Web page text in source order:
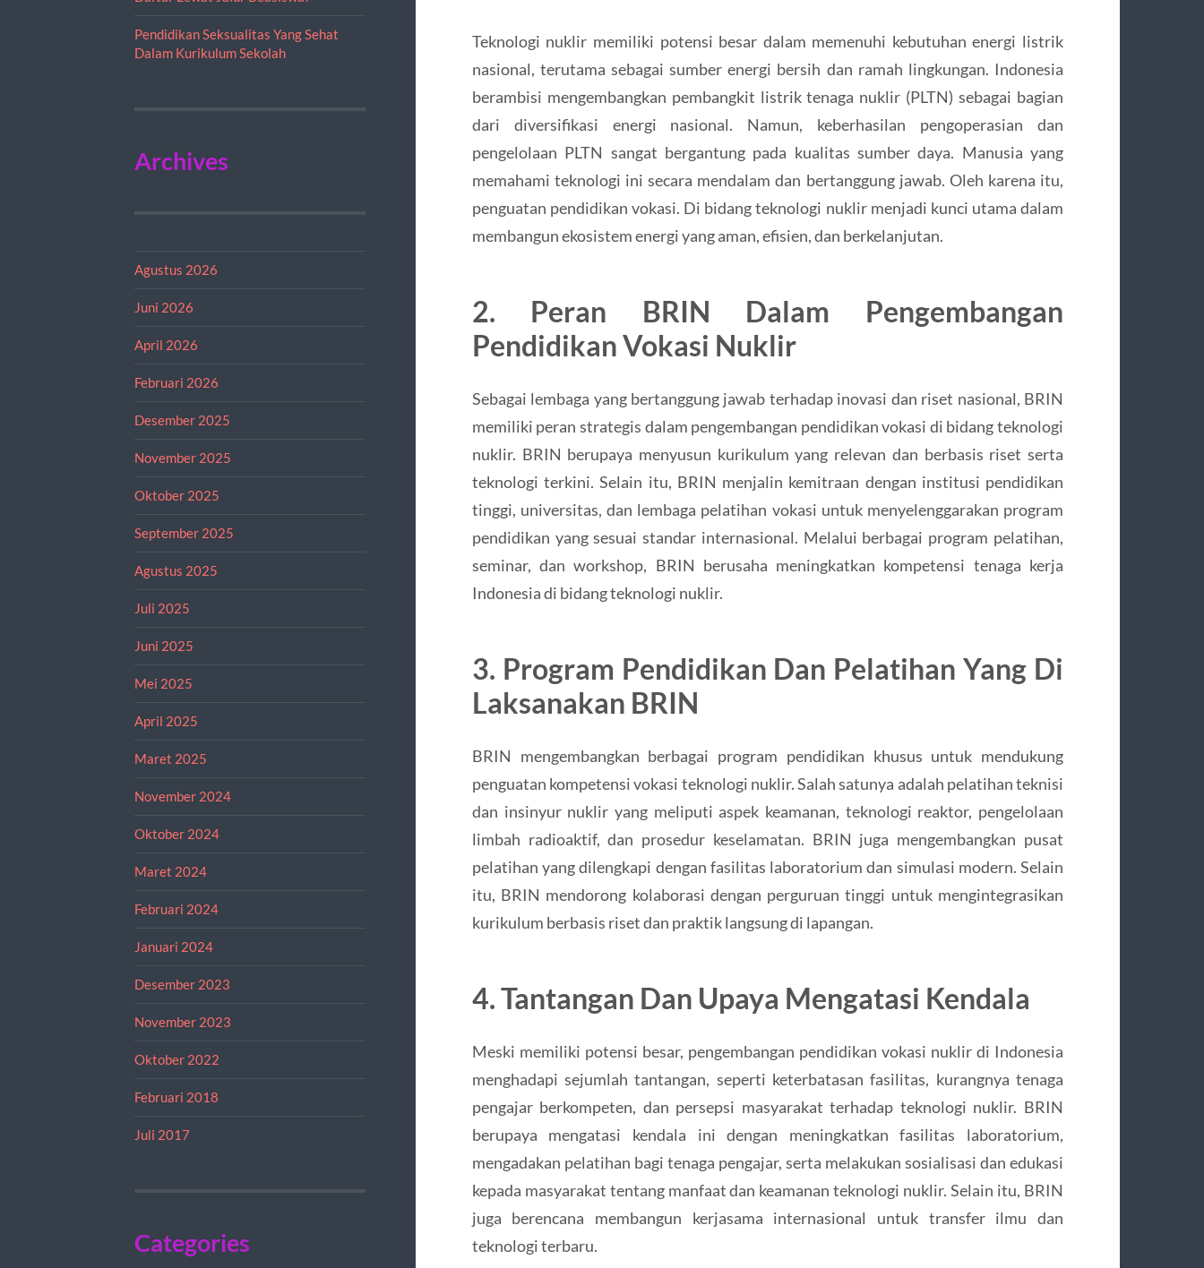
Pendidikan Seksualitas Yang Sehat
Dalam Kurikulum Sekolah
Archives
Agustus 2026
Juni 2026
April 2026
Februari 2026
Desember 2025
November 2025
Oktober 2025
September 2025
Agustus 2025
Juli 2025
Juni 2025
Mei 2025
April 2025
Maret 2025
November 2024
Oktober 2024
Maret 2024
Februari 2024
Januari 2024
Desember 2023
November 2023
Oktober 2022
Februari 2018
Juli 2017
Categories
Teknologi nuklir memiliki potensi besar dalam memenuhi kebutuhan energi listrik
nasional, terutama sebagai sumber energi bersih dan ramah lingkungan. Indonesia
berambisi mengembangkan pembangkit listrik tenaga nuklir (PLTN) sebagai bagian
dari diversifikasi energi nasional. Namun, keberhasilan pengoperasian dan
pengelolaan PLTN sangat bergantung pada kualitas sumber daya. Manusia yang
memahami teknologi ini secara mendalam dan bertanggung jawab. Oleh karena itu,
penguatan pendidikan vokasi. Di bidang teknologi nuklir menjadi kunci utama dalam
membangun ekosistem energi yang aman, efisien, dan berkelanjutan.
2. Peran BRIN Dalam Pengembangan
Pendidikan Vokasi Nuklir
Sebagai lembaga yang bertanggung jawab terhadap inovasi dan riset nasional, BRIN
memiliki peran strategis dalam pengembangan pendidikan vokasi di bidang teknologi
nuklir. BRIN berupaya menyusun kurikulum yang relevan dan berbasis riset serta
teknologi terkini. Selain itu, BRIN menjalin kemitraan dengan institusi pendidikan
tinggi, universitas, dan lembaga pelatihan vokasi untuk menyelenggarakan program
pendidikan yang sesuai standar internasional. Melalui berbagai program pelatihan,
seminar, dan workshop, BRIN berusaha meningkatkan kompetensi tenaga kerja
Indonesia di bidang teknologi nuklir.
3. Program Pendidikan Dan Pelatihan Yang Di
Laksanakan BRIN
BRIN mengembangkan berbagai program pendidikan khusus untuk mendukung
penguatan kompetensi vokasi teknologi nuklir. Salah satunya adalah pelatihan teknisi
dan insinyur nuklir yang meliputi aspek keamanan, teknologi reaktor, pengelolaan
limbah radioaktif, dan prosedur keselamatan. BRIN juga mengembangkan pusat
pelatihan yang dilengkapi dengan fasilitas laboratorium dan simulasi modern. Selain
itu, BRIN mendorong kolaborasi dengan perguruan tinggi untuk mengintegrasikan
kurikulum berbasis riset dan praktik langsung di lapangan.
4. Tantangan Dan Upaya Mengatasi Kendala
Meski memiliki potensi besar, pengembangan pendidikan vokasi nuklir di Indonesia
menghadapi sejumlah tantangan, seperti keterbatasan fasilitas, kurangnya tenaga
pengajar berkompeten, dan persepsi masyarakat terhadap teknologi nuklir. BRIN
berupaya mengatasi kendala ini dengan meningkatkan fasilitas laboratorium,
mengadakan pelatihan bagi tenaga pengajar, serta melakukan sosialisasi dan edukasi
kepada masyarakat tentang manfaat dan keamanan teknologi nuklir. Selain itu, BRIN
juga berencana membangun kerjasama internasional untuk transfer ilmu dan
teknologi terbaru.